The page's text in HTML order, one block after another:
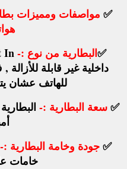
✅ مواصفات ومميزات
✅البطارية من نوع :-
داخلية غير قابلة
للهاتف عشان
✅سعة البطارية :-
✅جودة وخامة البطارية :-
خامات